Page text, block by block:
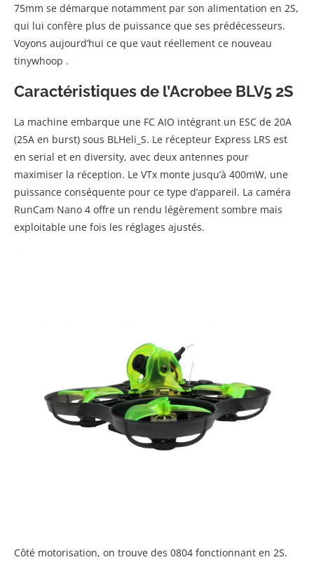
75mm se démarque notamment par son alimentation en 2S,
qui lui confère plus de puissance que ses prédécesseurs.
Voyons aujourd’hui ce que vaut réellement ce nouveau
tinywhoop .
Caractéristiques de l’Acrobee BLV5 2S
La machine embarque une FC AIO intégrant un ESC de 20A
(25A en burst) sous BLHeli_S. Le récepteur Express LRS est
en serial et en diversity, avec deux antennes pour
maximiser la réception. Le VTx monte jusqu’à 400mW, une
puissance conséquente pour ce type d’appareil. La caméra
RunCam Nano 4 offre un rendu légèrement sombre mais
exploitable une fois les réglages ajustés.
Côté motorisation, on trouve des 0804 fonctionnant en 2S.